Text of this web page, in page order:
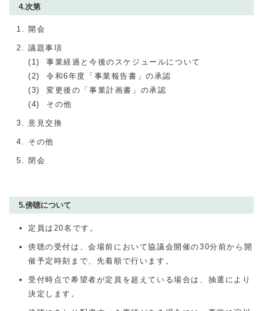
4.次第
開会
議題事項
(1) 事業経過と今後のスケジュールについて
(2) 令和6年度「事業報告書」の承認
(3) 変更後の「事業計画書」の承認
(4) その他
意見交換
その他
閉会
5.傍聴について
定員は20名です。
傍聴の受付は、会場前において協議会開催の30分前から開
催予定時刻まで、先着順で行います。
受付時点で希望者が定員を超えている場合は、抽選により
決定します。